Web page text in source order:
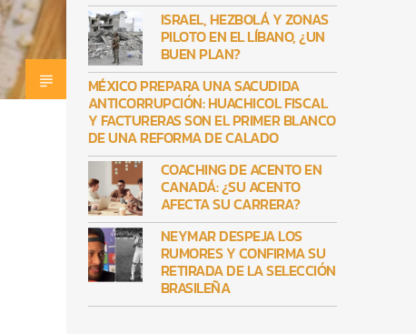
ISRAEL, HEZBOLÁ Y ZONAS
PILOTO EN EL LÍBANO, ¿UN
BUEN PLAN?
MÉXICO PREPARA UNA SACUDIDA
ANTICORRUPCIÓN: HUACHICOL FISCAL
Y FACTURERAS SON EL PRIMER BLANCO
DE UNA REFORMA DE CALADO
COACHING DE ACENTO EN
CANADÁ: ¿SU ACENTO
AFECTA SU CARRERA?
NEYMAR DESPEJA LOS
RUMORES Y CONFIRMA SU
RETIRADA DE LA SELECCIÓN
BRASILEÑA